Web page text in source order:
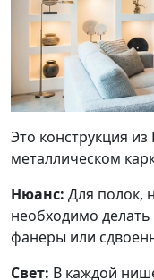
Это конструкция
металлическом
Нюанс: Для полок,
необходимо делать
фанеры или
Свет: В каждой